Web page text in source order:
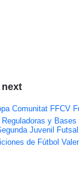
next
Comunitat FFCV
y
Juvenil
de Fútbol